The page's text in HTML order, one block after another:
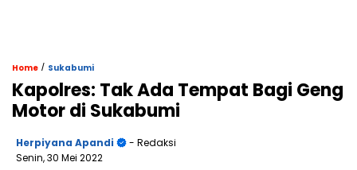
Home / Sukabumi
Kapolres: Tak Ada Tempat Bagi Geng
Motor di Sukabumi
Herpiyana Apandi
- Redaksi
Senin, 30 Mei 2022